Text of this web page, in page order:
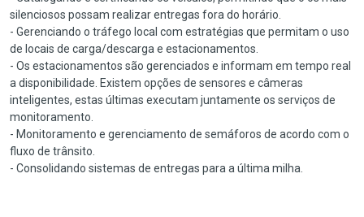
silenciosos possam realizar entregas fora do horário.
- Gerenciando o tráfego local com estratégias que permitam o uso
de locais de carga/descarga e estacionamentos.
- Os estacionamentos são gerenciados e informam em tempo real
a disponibilidade. Existem opções de sensores e câmeras
inteligentes, estas últimas executam juntamente os serviços de
monitoramento.
- Monitoramento e gerenciamento de semáforos de acordo com o
fluxo de trânsito.
- Consolidando sistemas de entregas para a última milha.